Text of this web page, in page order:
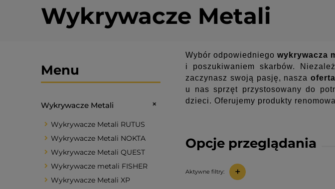
Wykrywacze Metali
Menu
Wykrywacze Metali
Wykrywacze Metali RUTUS
Wykrywacze Metali NOKTA
Wykrywacze Metali QUEST
Wykrywacze metali FISHER
Wykrywacze Metali XP
Opcje przeglądania
Aktywne filtry: +
Wybór odpowiedniego wykrywacza
i poszukiwaniem skarbów.
zaczynasz swoją pasję, nasza
u nas sprzęt przystosowany do
dzieci. Oferujemy produkty